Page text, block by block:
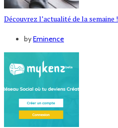
Découvrez l’actualité de la semaine !
byEminence